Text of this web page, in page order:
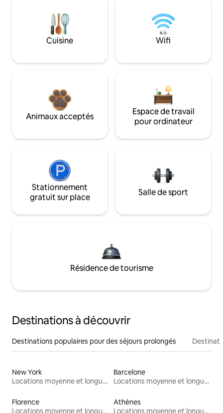
Cuisine Wifi
Animaux acceptés
Espace de travail
pour ordinateur
Stationnement
gratuit sur place
Salle de sport
Résidence de tourisme
Destinations à découvrir
Destinations populaires pour des séjours prolongés
New York
Locations moyenne et longue durée
Barcelone
Locations moyenne et longue durée
Florence
Locations moyenne et longue durée
Athènes
Locations moyenne et longue durée